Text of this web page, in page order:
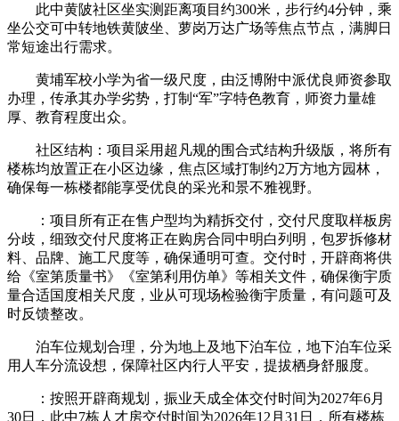
此中黄陂社区坐实测距离项目约300米，步行约4分钟，乘
坐公交可中转地铁黄陂坐、萝岗万达广场等焦点节点，满脚日
常短途出行需求。
黄埔军校小学为省一级尺度，由泛博附中派优良师资参取
办理，传承其办学劣势，打制“军”字特色教育，师资力量雄
厚、教育程度出众。
社区结构：项目采用超凡规的围合式结构升级版，将所有
楼栋均放置正在小区边缘，焦点区域打制约2万方地方园林，
确保每一栋楼都能享受优良的采光和景不雅视野。
：项目所有正在售户型均为精拆交付，交付尺度取样板房
分歧，细致交付尺度将正在购房合同中明白列明，包罗拆修材
料、品牌、施工尺度等，确保通明可查。交付时，开辟商将供
给《室第质量书》《室第利用仿单》等相关文件，确保衡宇质
量合适国度相关尺度，业从可现场检验衡宇质量，有问题可及
时反馈整改。
泊车位规划合理，分为地上及地下泊车位，地下泊车位采
用人车分流设想，保障社区内行人平安，提拔栖身舒服度。
：按照开辟商规划，振业天成全体交付时间为2027年6月
30日，此中7栋人才房交付时间为2026年12月31日，所有楼栋